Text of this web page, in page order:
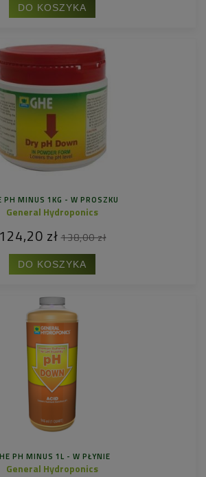
DO KOSZYKA
PH MINUS 1KG - W PROSZKU
General Hydroponics
124,20 zł 138,00 zł
DO KOSZYKA
PH MINUS 1L - W PŁYNIE
General Hydroponics